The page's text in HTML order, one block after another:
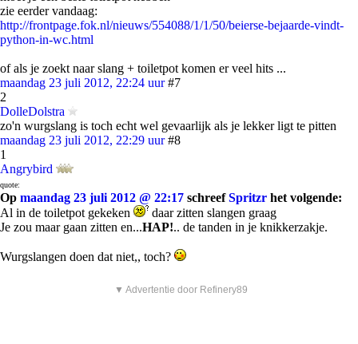
zie eerder vandaag:
http://frontpage.fok.nl/nieuws/554088/1/1/50/beierse-bejaarde-vindt-
python-in-wc.html
of als je zoekt naar slang + toiletpot komen er veel hits ...
maandag 23 juli 2012, 22:24 uur #7
2
DolleDolstra
zo'n wurgslang is toch echt wel gevaarlijk als je lekker ligt te pitten
maandag 23 juli 2012, 22:29 uur #8
1
Angrybird
quote:
Op maandag 23 juli 2012 @ 22:17 schreefSpritzr het volgende:
Al in de toiletpot gekeken
daar zitten slangen graag
Je zou maar gaan zitten en...HAP!.. de tanden in je knikkerzakje.
Wurgslangen doen dat niet,, toch?
▼ Advertentie door Refinery89